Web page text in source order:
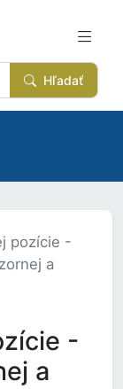
Hľadať
pozície -
a
-
a